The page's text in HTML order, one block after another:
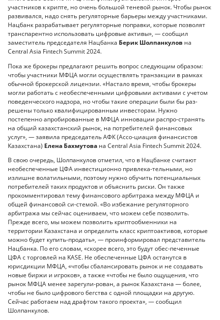
участников к крипте, но очень большой теневой рынок. Чтобы рынок
развивался, надо снять регуляторные барьеры между участниками.
Нацбанк разрабатывает регуляторные поправки, которые позволят
транспарентно использовать цифровые активы», — сообщил
заместитель председателя Нацбанка Берик Шолпанкулов на
Central Asia Fintech Summit 2024.
Пока же брокеры предлагают решить вопрос следующим образом:
чтобы участники МФЦА могли осуществлять транзакции в рамках
обычной брокерской лицензии. «Настало время, чтобы брокеры
могли работать с необеспеченными цифровыми активами с учетом
поведенческого надзора, но чтобы такие операции были бы раз-
решены только квалифицированным инвесторам. Нужно
постепенно апробированные в МФЦА инновации распро-странять
на общий казахстанский рынок, на потребителей финансовых
услуг», — заявила председатель АФК (Ассо-циация финансистов
Казахстана) Елена Бахмутова на Central Asia Fintech Summit 2024.
В свою очередь, Шолпанкулов отметил, что в Нацбанке считают
необеспеченные ЦФА инвестиционно привлека-тельными, но
излишне волатильными, поэтому нужно обучить потенциальных
потребителей таких продуктов и объяснить риски. Он также
прокомментировал тему финансового арбитража между МФЦА и
общей финансовой си-стемой. «Во избежание регуляторного
арбитража мы сейчас оцениваем, что можем себе позволить.
Прежде всего, мы можем позволить криптообменники на
территории Казахстана и определить класс криптоактивов, которые
можно будет купить-продать», — проинформировал представитель
Нацбанка. По его словам, «скорее всего, это будут обес-печенные
ЦФА с торговлей на KASE. Не обеспеченные ЦФА останутся в
юрисдикции МФЦА, «чтобы сбалансировать рынок и не создавать
новые биржи и игроков», а также «чтобы не было ощущения, что
рынок МФЦА менее зарегули-рован, а рынок Казахстана — более,
чтобы не было цифрового бегства с одной площадки на другую.
Сейчас работаем над драфтом такого проекта», — сообщил
Шолпанкулов.